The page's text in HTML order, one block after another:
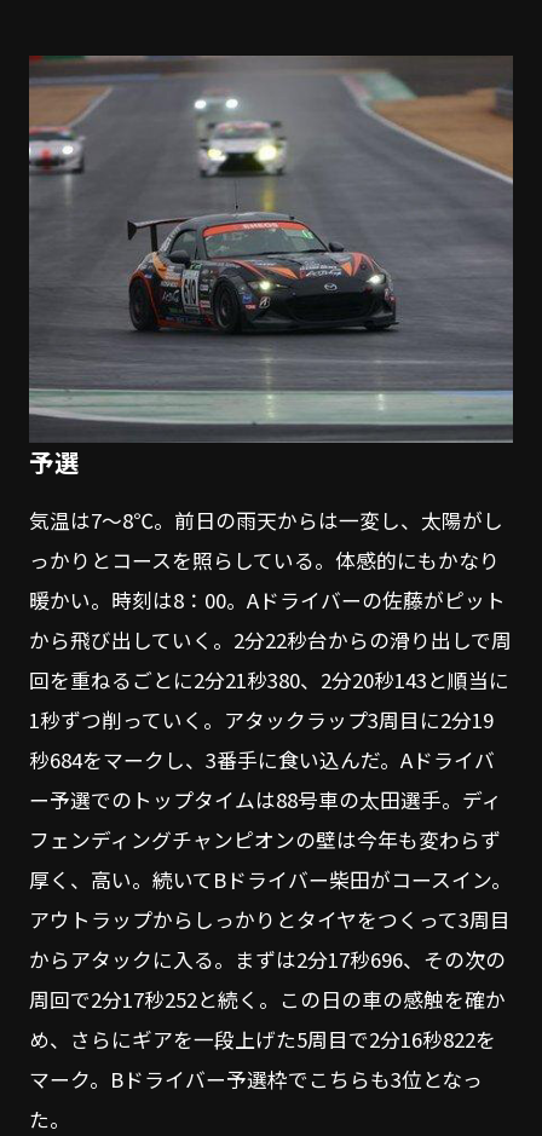
予選
気温は7～8℃。前日の雨天からは一変し、太陽がし
っかりとコースを照らしている。体感的にもかなり
暖かい。時刻は8：00。Aドライバーの佐藤がピット
から飛び出していく。2分22秒台からの滑り出しで周
回を重ねるごとに2分21秒380、2分20秒143と順当に
1秒ずつ削っていく。アタックラップ3周目に2分19
秒684をマークし、3番手に食い込んだ。Aドライバ
ー予選でのトップタイムは88号車の太田選手。ディ
フェンディングチャンピオンの壁は今年も変わらず
厚く、高い。続いてBドライバー柴田がコースイン。
アウトラップからしっかりとタイヤをつくって3周目
からアタックに入る。まずは2分17秒696、その次の
周回で2分17秒252と続く。この日の車の感触を確か
め、さらにギアを一段上げた5周目で2分16秒822を
マーク。Bドライバー予選枠でこちらも3位となっ
た。